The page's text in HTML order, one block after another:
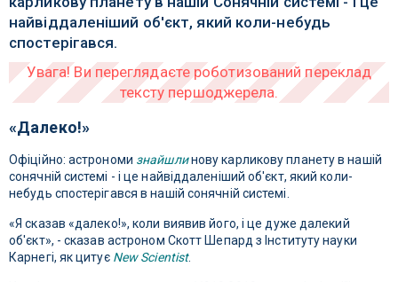
найвіддаленіший об'єкт, який коли-небудь
спостерігався.
«Далеко!»
Офіційно: астрономи знайшлинову карликову планету в нашій
сонячній системі - і це найвіддаленіший об'єкт, який коли-
небудь спостерігався в нашій сонячній системі.
«Я сказав «далеко!», коли виявив його, і це дуже далекий
об'єкт», - сказав астроном Скотт Шепард з Інституту науки
Карнегі, як цитує New Scientist.